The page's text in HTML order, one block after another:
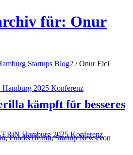
2025 Konferenz
Hamburg 2025 Konferenz
für: Onur
Startups Blog2 / Onur Elci
kämpft für besseres
,Food&Health,Startup News/von